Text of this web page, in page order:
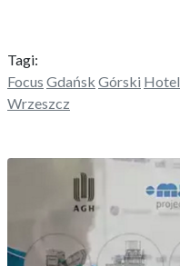
Tagi:
Focus Gdańsk Górski Hotel
Wrzeszcz